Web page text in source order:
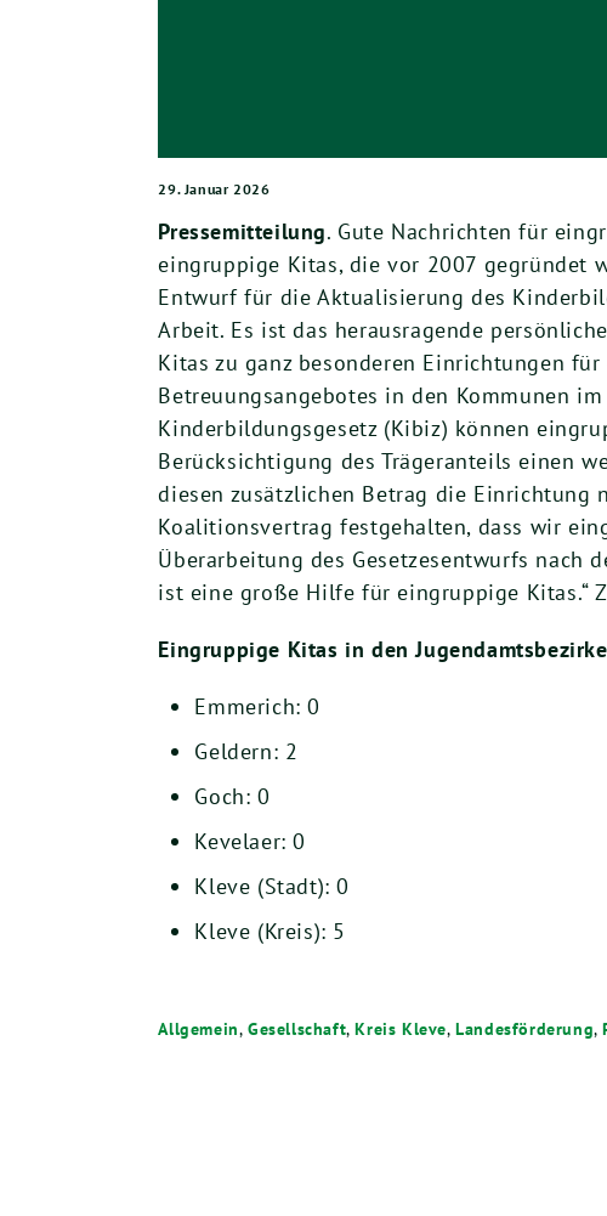
29. Januar 2026
Pressemitteilung. Gute Nachrichten für
eingruppige Kitas, die vor 2007 gegründet
Entwurf für die Aktualisierung des
Arbeit. Es ist das herausragende
Kitas zu ganz besonderen Einrichtungen
Betreuungsangebotes in den Kommunen
Kinderbildungsgesetz (Kibiz) können
Berücksichtigung des Trägeranteils einen
diesen zusätzlichen Betrag die Einrichtung
Koalitionsvertrag festgehalten, dass wir
Überarbeitung des Gesetzesentwurfs nach
ist eine große Hilfe für eingruppige Kitas.“
Eingruppige Kitas in den
Emmerich: 0
Geldern: 2
Goch: 0
Kevelaer: 0
Kleve (Stadt): 0
Kleve (Kreis): 5
Allgemein, Gesellschaft,Kreis Kleve,Landesförderung,